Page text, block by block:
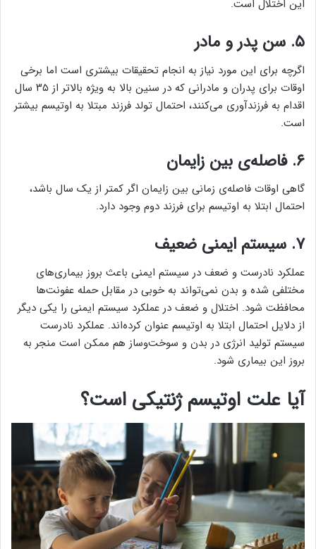
این اختلال است.
۵. سن پدر و مادر
اگرچه برای این مورد نیاز به انجام تحقیقات بیشتری است اما برخی
اوقات برای پدران و مادرانی که در سنین بالا به ویژه بالاتر از ۳۵ سال
اقدام به فرزندآوری می‌کنند، احتمال تولد فرزند مبتلا به اوتیسم بیشتر
است.
۶. فاصله‌ی بین زایمان
گاهی اوقات فاصله‌ی زمانی بین زایمان اگر کمتر از یک سال باشد،
احتمال ابتلا به اوتیسم برای فرزند دوم وجود دارد.
۷. سیستم ایمنی ضعیف
عملکرد نادرست و ضعف در سیستم ایمنی باعث بروز بیماری‌های
مختلفی شده و بدن نمی‌تواند به خوبی در مقابل حمله عفونت‌ها
محافظت شود. اختلال و ضعف در عملکرد سیستم ایمنی را یکی دیگر
از دلایل احتمال ابتلا به اوتیسم عنوان کرده‌اند. عملکرد نادرست
سیستم تولید انرژی در بدن و سوخت‌وساز هم ممکن است منجر به
بروز این بیماری شود.
آیا علت اوتیسم ژنتیکی است؟